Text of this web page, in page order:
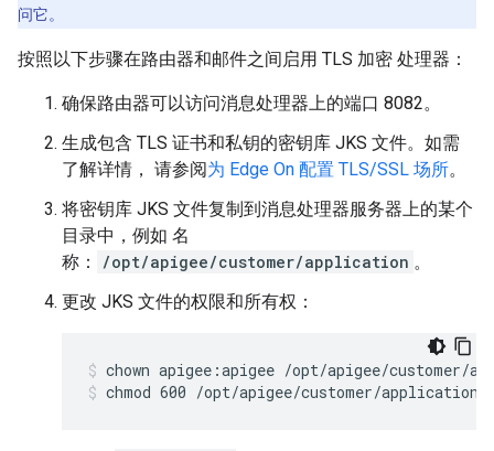
问它。
按照以下步骤在路由器和邮件之间启用 TLS 加密 处理器：
确保路由器可以访问消息处理器上的端口 8082。
生成包含 TLS 证书和私钥的密钥库 JKS 文件。如需
了解详情， 请参阅为 Edge On 配置 TLS/SSL 场所。
将密钥库 JKS 文件复制到消息处理器服务器上的某个
目录中，例如 名
称：
/opt/apigee/customer/application 。
更改 JKS 文件的权限和所有权：
chmod 600 /opt/apigee/customer/